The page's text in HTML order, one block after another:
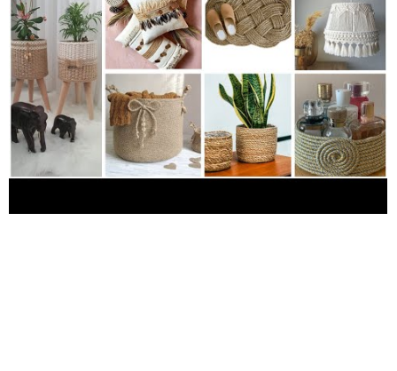
أفكار بخيوط الخيش طبخ, أفكار بخيوط الخيش طبيعية, أفكار
بخيوط الخيش طبيعي, أفكار بخيوط الخيش طويل, أفكار بخيوط
الخيش ضياء, أفكار بخيوط الخيش ضحك, أفكار بخيوط الخيش
ضعيف, أفكار بخيوط الخيش صغير, أفكار بخيوط الخيش صغيرة,
صنع ورود بالخيش, أفكار بخيوط الخيش شفا, شغل يدوي بالخيش,
شغل بخيط الخيش, شغل بالخيش, شغل الخيش, أفكار بخيوط
الخيش سهل, أفكار بخيوط الخيش زينة, أفكار بخيوط الخيش زين,
أفكار بخيوط الخيش أفكار بخيوط الخيش ذهب, أفكار بخيوط
الخيش ذاكرة, أفكار بخيوط الخيش ذات, أفكار بخيوط الخيش